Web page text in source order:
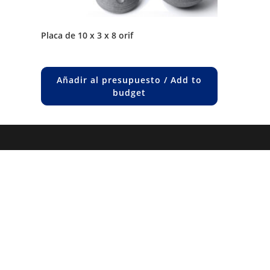
placa de 10 x 3 x 8 orif
Añadir al presupuesto / Add to
budget